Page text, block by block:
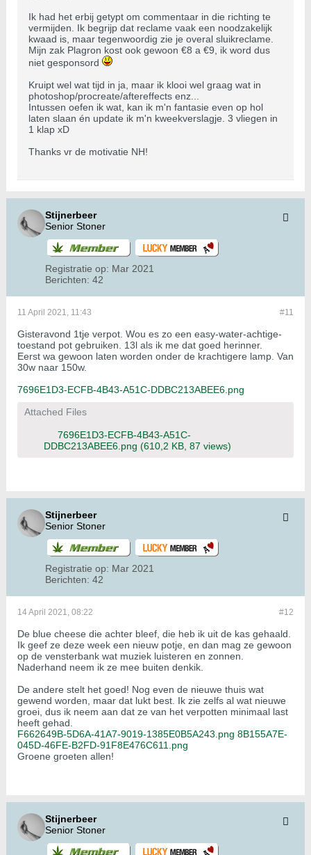
Ik had het erbij getypt om commentaar in die richting te
vermijden. Ik begrijp dat reclame vaak een noodzakelijk
kwaad is, maar tegenwoordig zie je overal sluikreclame.
Mijn zak Plagron kost ook gewoon €8 a €9, ik word dus
niet gesponsord
Kruipt wel wat tijd in ja, maar ik klooi wel graag wat in
photoshop/procreate/aftereffects enz...
Intussen oefen ik wat, kan ik m'n fantasie even op hol
laten slaan én update ik m'n kweekverslagje. 3 vliegen in
1 klap xD
Thanks vr de motivatie NH!
Stijnerbeer
Senior Stoner
Registratie op: Mar 2021
Berichten: 42
#11
11 April 2021, 11:43
Gisteravond 1tje verpot. Wou es zo een easy-water-achtige-
toestand pot gebruiken. 13l als ik me dat goed herinner.
Eerst wa gewoon laten worden onder de krachtigere lamp. Van
30w naar 150w.
7696E1D3-ECFB-4B43-A51C-DDBC213ABEE6.png
Attached Files
7696E1D3-ECFB-4B43-A51C-
DDBC213ABEE6.png (610,2 KB, 87 views)
Stijnerbeer
Senior Stoner
Registratie op: Mar 2021
Berichten: 42
#12
14 April 2021, 08:22
De blue cheese die achter bleef, die heb ik uit de kas gehaald.
Ik geef ze deze week een nieuw potje, en dan mag ze gewoon
op de vensterbank wat muziek luisteren en zonnen.
Naderhand neem ik ze mee buiten denkik.
De andere stelt het goed! Nog even de nieuwe thuis wat
gewend worden, maar dat lukt best. Ik zie zelfs al wat nieuwe
groei, dus ik neem aan dat ze van het verpotten minimaal last
heeft gehad.
F662649B-5D6A-41A7-9019-1385E0B5A243.png 8B155A7E-
045D-46FE-B2FD-91F8E476C611.png
Groene groeten allen!
Stijnerbeer
Senior Stoner